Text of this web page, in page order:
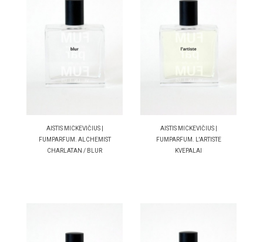
AISTIS MICKEVIČIUS |
FUMPARFUM. ALCHEMIST
CHARLATAN / BLUR
AISTIS MICKEVIČIUS |
FUMPARFUM. L'ARTISTE
KVEPALAI